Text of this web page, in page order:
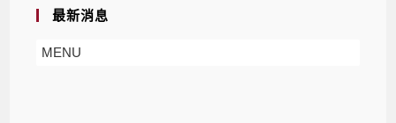
最新消息
MENU